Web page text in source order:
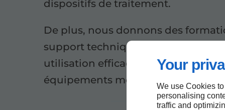
Your
We use Cookies
personalising
traffic and
dispositifs de traitement.
De plus, nous donnons des
support technique pour garantir
utilisation efficace et sécurisée des
équipements médicaux.